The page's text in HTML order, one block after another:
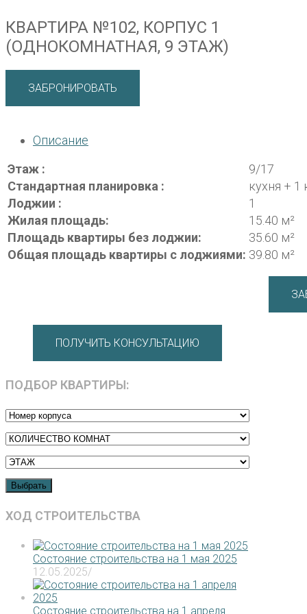
КВАРТИРА №102, КОРПУС 1
(ОДНОКОМНАТНАЯ, 9 ЭТАЖ)
ЗАБРОНИРОВАТЬ
Описание
Этаж :
9/17
Стандартная планировка :
кухня + 1
Лоджии :
1
Жилая площадь:
15.40 м²
Площадь квартиры без лоджии:
35.60 м²
Общая площадь квартиры с лоджиями: 39.80 м²
ПОЛУЧИТЬ КОНСУЛЬТАЦИЮ
ПОДБОР КВАРТИРЫ:
Выбрать
ХОД СТРОИТЕЛЬСТВА
Состояние строительства на 1 мая 2025
12.05.2025/
Состояние строительства на 1 апреля